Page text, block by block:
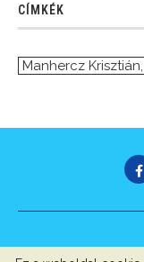
CÍMKÉK
Manhercz Krisztián,